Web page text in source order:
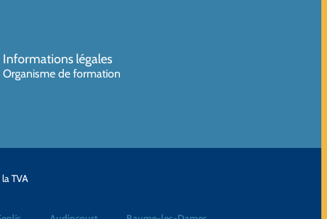
Informations légales
Organisme de formation
TVA